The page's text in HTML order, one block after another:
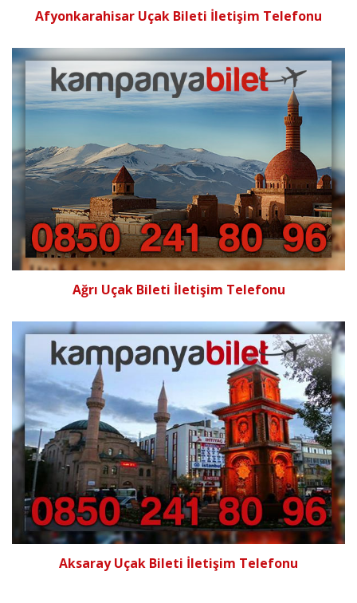
Afyonkarahisar Uçak Bileti İletişim Telefonu
Ağrı Uçak Bileti İletişim Telefonu
Aksaray Uçak Bileti İletişim Telefonu